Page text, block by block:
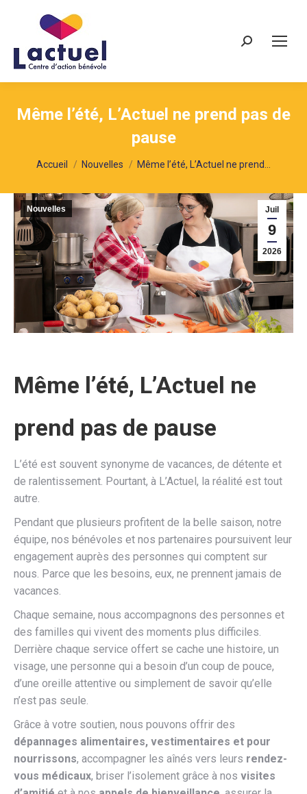
Recherche
Même l’été, L’Actuel ne prend pas de
pause
Vous êtes ici :
Accueil Nouvelles Même l’été, L’Actuel ne prend…
Juil
9
2026
Nouvelles
Même l’été, L’Actuel ne
prend pas de pause
L’été est souvent synonyme de vacances, de détente et
de ralentissement. Pourtant, à L’Actuel, la réalité est tout
autre.
Pendant que plusieurs profitent de la belle saison, notre
équipe, nos bénévoles et nos partenaires poursuivent leur
engagement auprès des personnes qui comptent sur
nous. Parce que les besoins, eux, ne prennent jamais de
vacances.
Chaque semaine, nous accompagnons des personnes et
des familles qui vivent des moments plus difficiles.
Derrière chaque service offert se cache une histoire, un
visage, une personne qui a besoin d’un coup de pouce,
d’une oreille attentive ou simplement de savoir qu’elle
n’est pas seule.
Grâce à votre soutien, nous pouvons offrir des
dépannages alimentaires, vestimentaires et pour
nourrissons, accompagner les aînés vers leurs rendez-
vous médicaux, briser l’isolement grâce à nos visites